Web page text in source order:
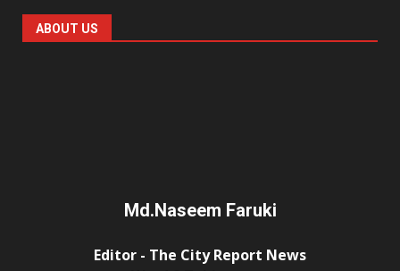
ABOUT US
Md.Naseem Faruki
Editor - The City Report News